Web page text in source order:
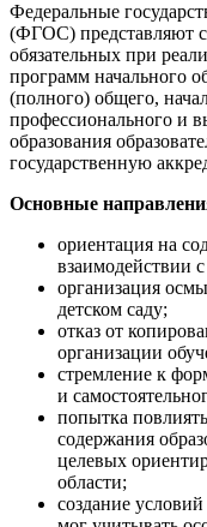
Федеральные
(ФГОС) представляют
обязательных при
программ начального
(полного) общего,
профессионального и
образования
государственную
Основные
ориентация на
взаимодействии
организация
детском саду;
отказ от
организации
стремление к
и
попытка
содержания
целевых
области;
создание